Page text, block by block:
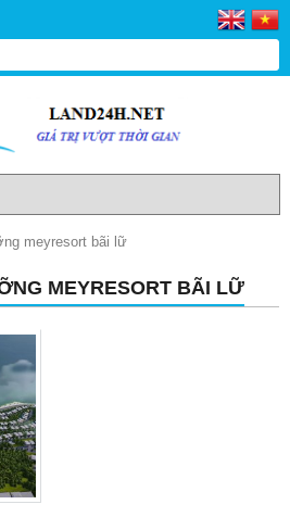
meyresort bãi lữ
MEYRESORT BÃI LỮ